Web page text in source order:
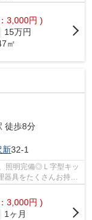
3,000円 )
15万円
㎡
徒歩8分
新32-1
照明完備◎Ｌ字型キッ
具をたくさんお持ち
3,000円 )
1ヶ月